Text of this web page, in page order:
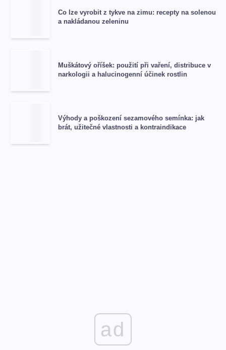
Co lze vyrobit z tykve na zimu: recepty na solenou
a nakládanou zeleninu
Muškátový oříšek: použití při vaření, distribuce v
narkologii a halucinogenní účinek rostlin
Výhody a poškození sezamového semínka: jak
brát, užitečné vlastnosti a kontraindikace
ad